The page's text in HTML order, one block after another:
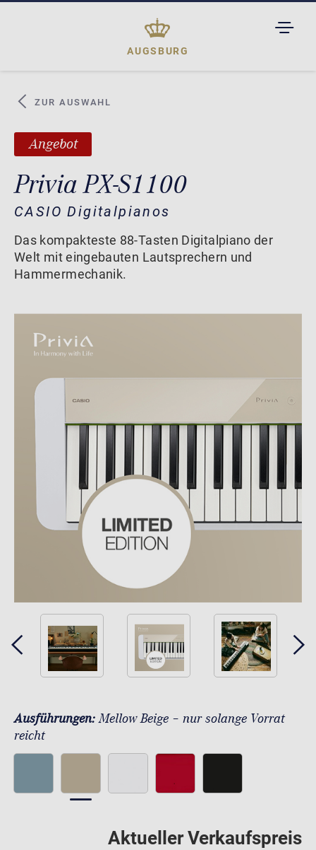
AUGSBURG
ZUR AUSWAHL
Angebot
Privia PX-S1100
CASIO Digitalpianos
Das kompakteste 88-Tasten Digitalpiano der
Welt mit eingebauten Lautsprechern und
Hammermechanik.
Ausführungen:Mellow Beige – nur solange Vorrat
reicht
Aktueller Verkaufspreis